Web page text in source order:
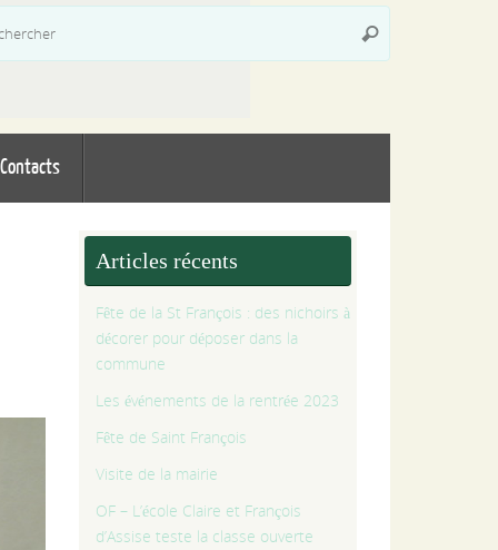
Rechercher
Contacts
Articles récents
Fête de la St François : des nichoirs à
décorer pour déposer dans la
commune
Les événements de la rentrée 2023
Fête de Saint François
Visite de la mairie
OF – L’école Claire et François
d’Assise teste la classe ouverte